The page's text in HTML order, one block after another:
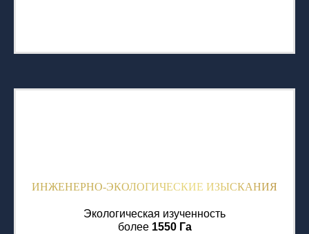
ИНЖЕНЕРНО-ЭКОЛОГИЧЕСКИЕ ИЗЫСКАНИЯ
Экологическая изученность
более 1550 Га